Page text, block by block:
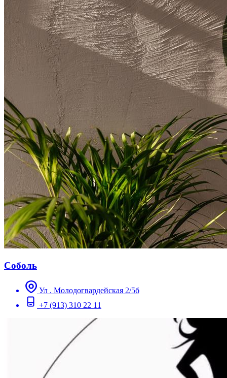
Соболь
Ул . Молодогвардейская 2/5б
+7 (913) 310 22 11